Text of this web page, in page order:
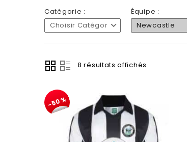
Catégorie :
Choisir Catégorie
Équipe :
Newcastle
8 résultats affichés
-50%